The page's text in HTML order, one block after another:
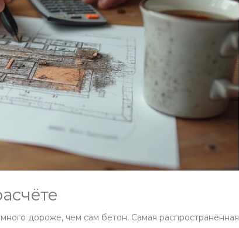
дороже, чем сам бетон. Самая распространённая